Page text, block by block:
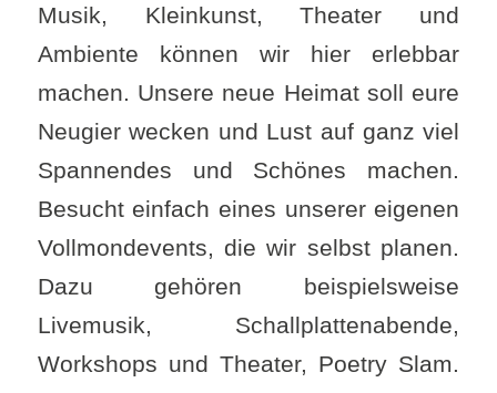
Musik, Kleinkunst, Theater und
Ambiente können wir hier erlebbar
machen. Unsere neue Heimat soll eure
Neugier wecken und Lust auf ganz viel
Spannendes und Schönes machen.
Besucht einfach eines unserer eigenen
Vollmondevents, die wir selbst planen.
Dazu gehören beispielsweise
Livemusik, Schallplattenabende,
Workshops und Theater, Poetry Slam.